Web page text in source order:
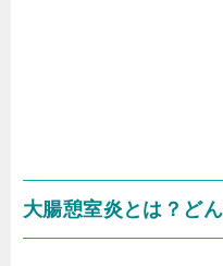
大腸憩室炎とは？ど